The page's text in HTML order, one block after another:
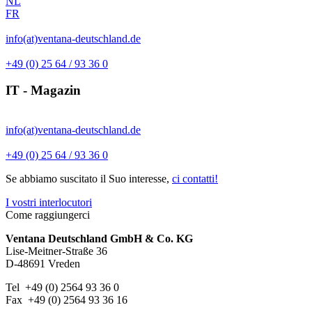
FR
info(at)ventana-deutschland.de
+49 (0) 25 64 / 93 36 0
IT - Magazin
info(at)ventana-deutschland.de
+49 (0) 25 64 / 93 36 0
Se abbiamo suscitato il Suo interesse, ci contatti!
I vostri interlocutori
Come raggiungerci
Ventana Deutschland GmbH & Co. KG
Lise-Meitner-Straße 36
D-48691 Vreden
Tel +49 (0) 2564 93 36 0
Fax +49 (0) 2564 93 36 16